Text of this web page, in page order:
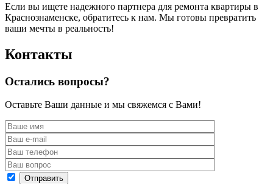
Если вы ищете надежного партнера для ремонта квартиры в
Краснознаменске, обратитесь к нам. Мы готовы превратить
ваши мечты в реальность!
Контакты
Остались вопросы?
Оставьте Ваши данные и мы свяжемся с Вами!